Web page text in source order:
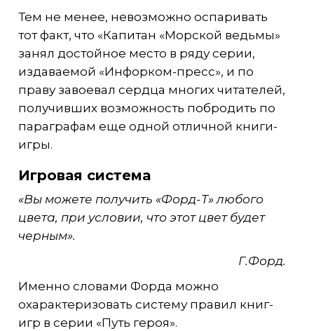
Тем не менее, невозможно оспаривать
тот факт, что «Капитан «Морской ведьмы»
занял достойное место в ряду серии,
издаваемой «Инфорком-пресс», и по
праву завоевал сердца многих читателей,
получивших возможность побродить по
параграфам еще одной отличной книги-
игры.
Игровая система
«Вы можете получить «Форд-Т» любого
цвета, при условии, что этот цвет будет
черным».
Г.Форд.
Именно словами Форда можно
охарактеризовать систему правил книг-
игр в серии «Путь героя».